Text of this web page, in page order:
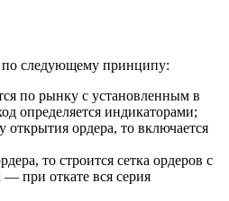
по следующему принципу:
по рынку с установленным в
определяется индикаторами;
ордера, то включается
то строится сетка ордеров с
при откате вся серия